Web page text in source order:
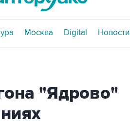
Москва Digital Новости
"Ядрово"